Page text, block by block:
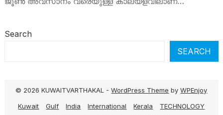
Search
SEARCH
© 2026 KUWAITVARTHAKAL -WordPress Theme byWPEnjoy
Kuwait
Gulf India International Kerala
TECHNOLOGY